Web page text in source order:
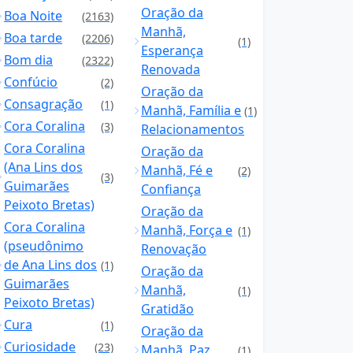
Boa Noite (2163)
Boa tarde (2206)
Bom dia (2322)
Confúcio (2)
Consagração (1)
Cora Coralina (3)
Cora Coralina
(Ana Lins dos
Guimarães
Peixoto Bretas)
(3)
Cora Coralina
(pseudônimo
de Ana Lins dos
Guimarães
Peixoto Bretas)
(1)
Cura (1)
Curiosidade (23)
Oração da
Manhã,
Esperança
Renovada
(1)
Oração da
Manhã, Família e
Relacionamentos
(1)
Oração da
Manhã, Fé e
Confiança
(2)
Oração da
Manhã, Força e
Renovação
(1)
Oração da
Manhã,
Gratidão
(1)
Oração da
(1)